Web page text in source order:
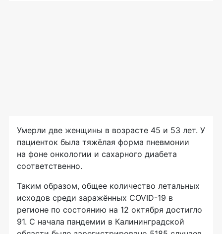
Умерли две женщины в возрасте 45 и 53 лет. У
пациенток была тяжёлая форма пневмонии
на фоне онкологии и сахарного диабета
соответственно.
Таким образом, общее количество летальных
исходов среди заражённых COVID-19 в
регионе по состоянию на 12 октября достигло
91. С начала пандемии в Калининградской